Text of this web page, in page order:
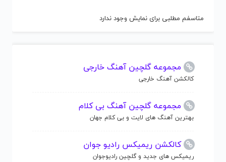
متاسفم مطلبی برای نمایش وجود ندارد
مجموعه گلچین آهنگ خارجی
کالکشن آهنگ خارجی
مجموعه گلچین آهنگ بی کلام
بهترین آهنگ های لایت و بی کلام جهان
کالکشن ریمیکس رادیو جوان
ریمیکس های جدید و گلچین رادیوجوان